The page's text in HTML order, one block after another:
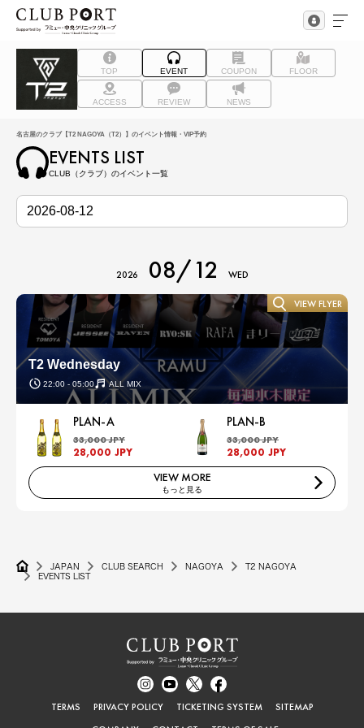
TOP EVENT COUPON FLOOR
ACCESS REVIEW NEWS
名古屋のクラブ【T2 NAGOYA（T2）】のイベント情報・VIP予約
EVENTS LIST
CLUB（クラブ）のイベント一覧
2026 08/12 WED
T2 Wednesday
22:00 - 05:00 ALL MIX
VIEW FLYER
PLAN-A
33,000 JPY
28,000 JPY
PLAN-B
33,000 JPY
28,000 JPY
VIEW MORE
もっと見る
JAPAN CLUB SEARCH NAGOYA
T2 NAGOYA
EVENTS LIST
TERMS PRIVACY POLICY TICKETING SYSTEM
SITEMAP